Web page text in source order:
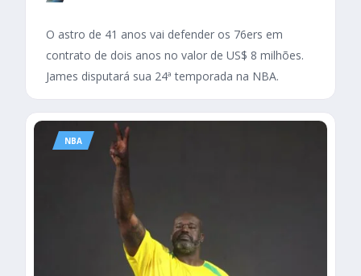
O astro de 41 anos vai defender os 76ers em
contrato de dois anos no valor de US$ 8 milhões.
James disputará sua 24ª temporada na NBA.
NBA